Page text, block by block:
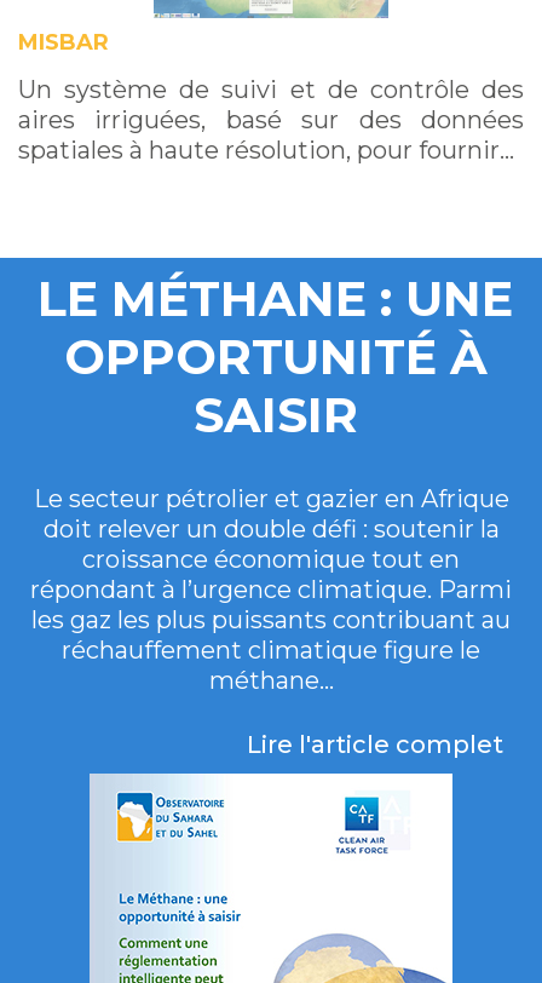
MISBAR
Un système de suivi et de contrôle des
aires irriguées, basé sur des données
spatiales à haute résolution, pour fournir…
LE MÉTHANE : UNE
OPPORTUNITÉ À
SAISIR
Le secteur pétrolier et gazier en Afrique
doit relever un double défi : soutenir la
croissance économique tout en
répondant à l’urgence climatique. Parmi
les gaz les plus puissants contribuant au
réchauffement climatique figure le
méthane...
Lire l'article complet